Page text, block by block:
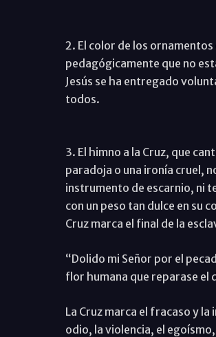
2. El color de los
pedagógicamente que no
Jesús se ha entregado
todos.
3. El himno a la Cruz, que
paradoja o una ironía cruel,
instrumento de escarnio, ni
con un peso tan dulce en su
Cruz marca el final de la
“Dolido mi Señor por el
flor humana que reparase el
La Cruz marca el fracaso y
odio, la violencia, el